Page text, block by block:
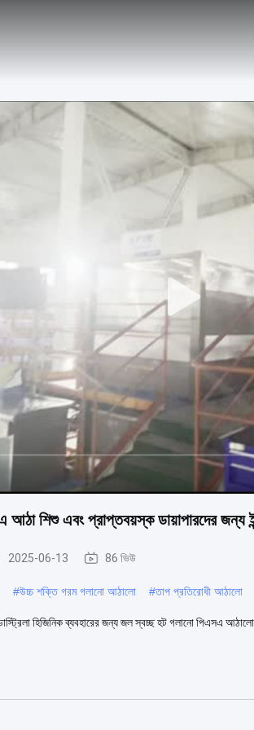
শিশু এবং প্রাপ্তবয়স্ক ডায়াপারদের জন্য
2025-06-13 86 ভিউ
#উচ্চ শক্তি গরম গলানো আঠালো #তাপ প্রতিরোধী আঠালো
হিজিনিক ব্যবহারের জন্য জল স্বচ্ছ হট গলানো পিএসএ